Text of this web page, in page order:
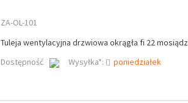
ZA-OL-101
Tuleja wentylacyjna drzwiowa okrągła fi 22 mosiądz
Dostępność
Wysyłka*: poniedziałek